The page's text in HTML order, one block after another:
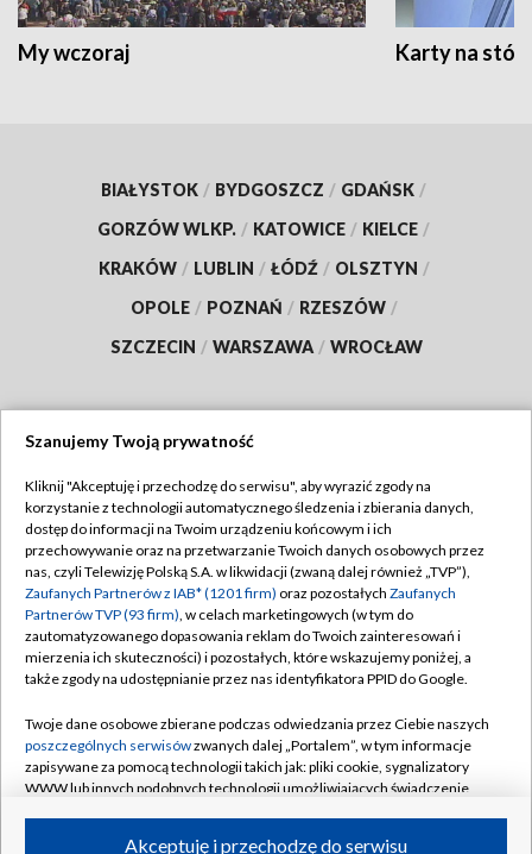
My wczoraj Karty na
BIAŁYSTOK / BYDGOSZCZ / GDAŃSK /
GORZÓW WLKP. / KATOWICE / KIELCE /
KRAKÓW / LUBLIN / ŁÓDŹ / OLSZTYN /
OPOLE / POZNAŃ / RZESZÓW /
SZCZECIN / WARSZAWA / WROCŁAW
TVP
Abonament TVP
Emisja w TVP
Centrum informacji TVP
Naziemna Telewizja Cyfrowa
Rada Programowa
System NOS
Informacje o nadawcy
Regulamin TVP
Polityka prywatności
Moje zgody
Pomoc
Kontakt
Kanały
Szanujemy Twoją prywatność
Kliknij "Akceptuję i przechodzę do serwisu", aby wyrazić zgody na
korzystanie z technologii automatycznego śledzenia i zbierania danych,
dostęp do informacji na Twoim urządzeniu końcowym i ich
przechowywanie oraz na przetwarzanie Twoich danych osobowych przez
nas, czyli Telewizję Polską S.A. w likwidacji (zwaną dalej również „TVP”),
Zaufanych Partnerów z IAB* (1201 firm) oraz pozostałych Zaufanych
Partnerów TVP (93 firm), w celach marketingowych (w tym do
zautomatyzowanego dopasowania reklam do Twoich zainteresowań i
mierzenia ich skuteczności) i pozostałych, które wskazujemy poniżej, a
także zgody na udostępnianie przez nas identyfikatora PPID do Google.
Twoje dane osobowe zbierane podczas odwiedzania przez Ciebie naszych
poszczególnych serwisówzwanych dalej „Portalem”, w tym informacje
zapisywane za pomocą technologii takich jak: pliki cookie, sygnalizatory
WWW lub innych podobnych technologii umożliwiających świadczenie
Akceptuję i przechodzę do serwisu